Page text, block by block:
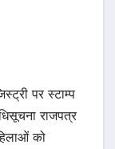
पर स्टाम्प
राजपत्र
को